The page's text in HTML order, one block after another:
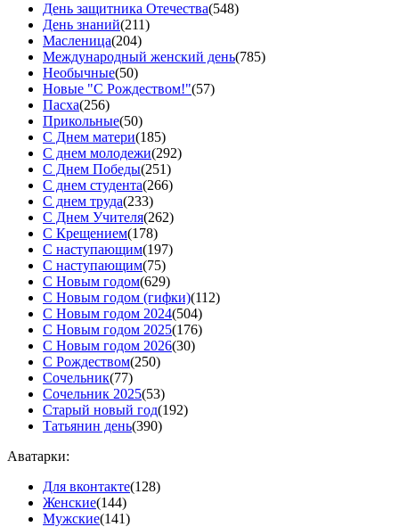
День защитника Отечества(548)
День знаний(211)
Масленица(204)
Международный женский день(785)
Необычные(50)
Новые "С Рождеством!"(57)
Пасха(256)
Прикольные(50)
С Днем матери(185)
С днем молодежи(292)
С Днем Победы(251)
С днем студента(266)
С днем труда(233)
С Днем Учителя(262)
С Крещением(178)
С наступающим(197)
С наступающим(75)
С Новым годом(629)
С Новым годом (гифки)(112)
С Новым годом 2024(504)
С Новым годом 2025(176)
С Новым годом 2026(30)
С Рождеством(250)
Сочельник(77)
Сочельник 2025(53)
Старый новый год(192)
Татьянин день(390)
Аватарки:
Для вконтакте(128)
Женские(144)
Мужские(141)